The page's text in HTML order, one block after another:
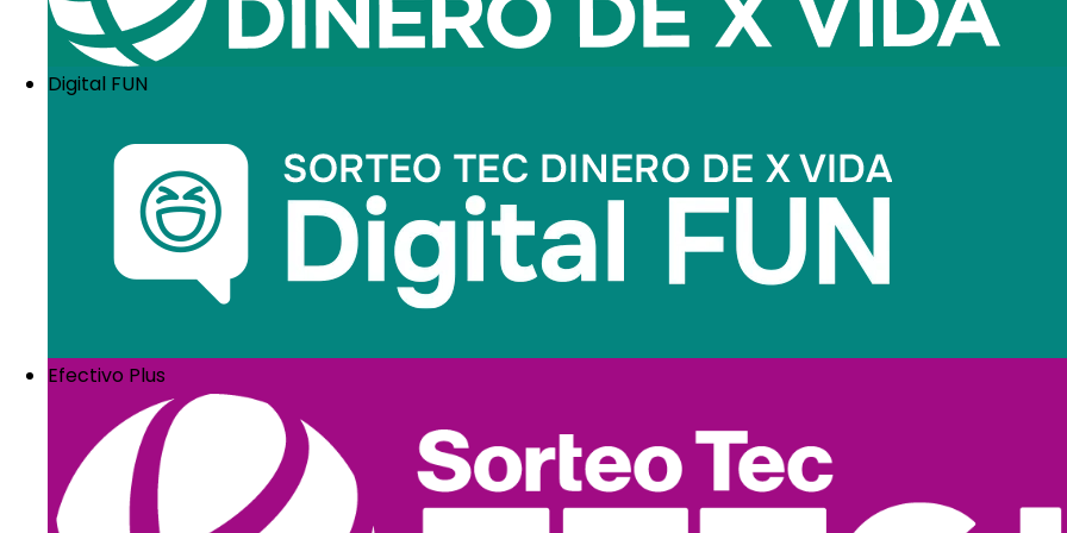
Digital FUN
Efectivo Plus
Simbolizan flujo económico constante y estabilidad financiera. En distintas culturas orientales se asocian con
6. Pez koi
En la tradición asiática, simboliza perseverancia, éxito y superación de obstáculos.
Representa equilibrio, crecimiento y conexión entre cuerpo, mente y espíritu.
8. Bambú
Asociado con flexibilidad, fortaleza interior y crecimiento continuo.
9. Ranas de la fortuna
En la cultura china, simbolizan riqueza y protección económica.
Es uno de los principalessímbolos de riqueza y poder en distintas culturas, asociado con liderazgo, autoridad y
Estos 10 símbolos tradicionales asociados con la fortuna comparten una característica esencial: representan
determinación.
¿Qué amuletos simbolizan
Además de atraer prosperidad, muchos símbolos están diseñados para proteger y mantener armonía. Entre los más